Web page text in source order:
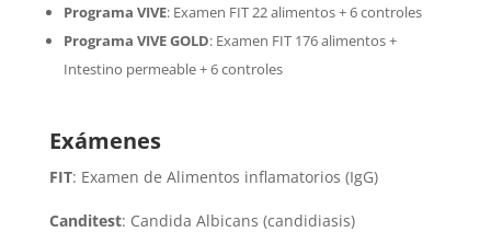
Programa VIVE: Examen FIT 22 alimentos + 6 controles
Programa VIVE GOLD: Examen FIT 176 alimentos +
Intestino permeable + 6 controles
Exámenes
FIT: Examen de Alimentos inflamatorios (IgG)
Canditest: Candida Albicans (candidiasis)